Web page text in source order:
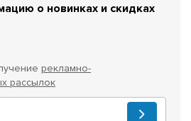
о новинках и скидках
рекламно-
рассылок